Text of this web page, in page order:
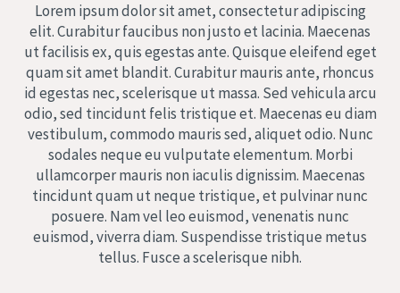
Lorem ipsum dolor sit amet, consectetur adipiscing
elit. Curabitur faucibus non justo et lacinia. Maecenas
ut facilisis ex, quis egestas ante. Quisque eleifend eget
quam sit amet blandit. Curabitur mauris ante, rhoncus
id egestas nec, scelerisque ut massa. Sed vehicula arcu
odio, sed tincidunt felis tristique et. Maecenas eu diam
vestibulum, commodo mauris sed, aliquet odio. Nunc
sodales neque eu vulputate elementum. Morbi
ullamcorper mauris non iaculis dignissim. Maecenas
tincidunt quam ut neque tristique, et pulvinar nunc
posuere. Nam vel leo euismod, venenatis nunc
euismod, viverra diam. Suspendisse tristique metus
tellus. Fusce a scelerisque nibh.